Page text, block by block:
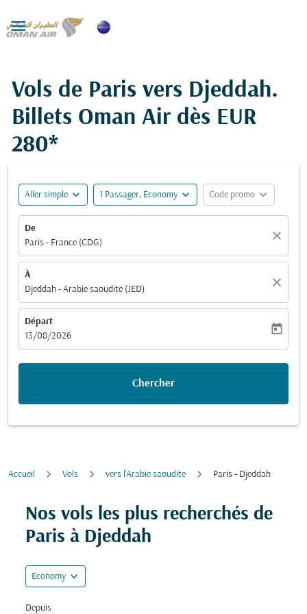

Vols de Paris vers Djeddah.
Billets Oman Air dès EUR
280*
Aller simple expand_more 1 Passager, Economy expand_more Code promo expand_more
De
Paris - France (CDG)
close
À
Djeddah - Arabie saoudite (JED)
close
Départ
fc-booking-departure-date-aria-label
13/08/2026
today
Chercher
Accueil Vols vers l'Arabie saoudite Paris - Djeddah
Nos vols les plus recherchés de
Paris à Djeddah
Economy expand_more
Depuis